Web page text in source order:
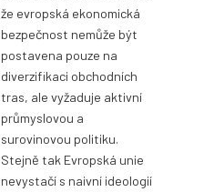
že evropská ekonomická
bezpečnost nemůže být
postavena pouze na
diverzifikaci obchodních
tras, ale vyžaduje aktivní
průmyslovou a
surovinovou politiku.
Stejně tak Evropská unie
nevystačí s naivní ideologií